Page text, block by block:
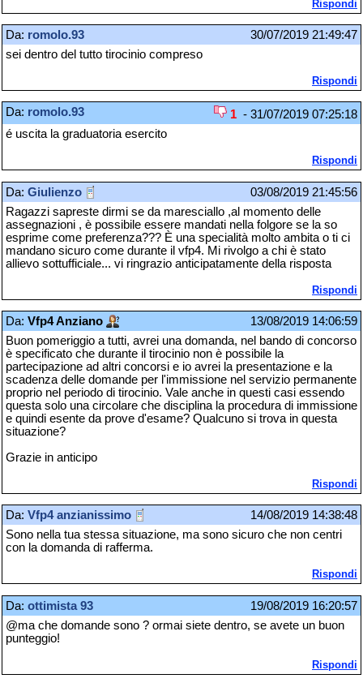
Rispondi
Da: romolo.93
30/07/2019 21:49:47
sei dentro del tutto tirocinio compreso
Rispondi
Da: romolo.93 1 - 31/07/2019 07:25:18
é uscita la graduatoria esercito
Rispondi
Da: Giulienzo
03/08/2019 21:45:56
Ragazzi sapreste dirmi se da maresciallo ,al momento delle
assegnazioni , è possibile essere mandati nella folgore se la so
esprime come preferenza??? È una specialità molto ambita o ti ci
mandano sicuro come durante il vfp4. Mi rivolgo a chi è stato
allievo sottufficiale... vi ringrazio anticipatamente della risposta
Rispondi
Da: Vfp4 Anziano
13/08/2019 14:06:59
Buon pomeriggio a tutti, avrei una domanda, nel bando di concorso
è specificato che durante il tirocinio non è possibile la
partecipazione ad altri concorsi e io avrei la presentazione e la
scadenza delle domande per l'immissione nel servizio permanente
proprio nel periodo di tirocinio. Vale anche in questi casi essendo
questa solo una circolare che disciplina la procedura di immissione
e quindi esente da prove d'esame? Qualcuno si trova in questa
situazione?
Grazie in anticipo
Rispondi
Da: Vfp4 anzianissimo
14/08/2019 14:38:48
Sono nella tua stessa situazione, ma sono sicuro che non centri
con la domanda di rafferma.
Rispondi
Da: ottimista 93
19/08/2019 16:20:57
@ma che domande sono ? ormai siete dentro, se avete un buon
punteggio!
Rispondi